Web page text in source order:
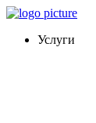
Услуги